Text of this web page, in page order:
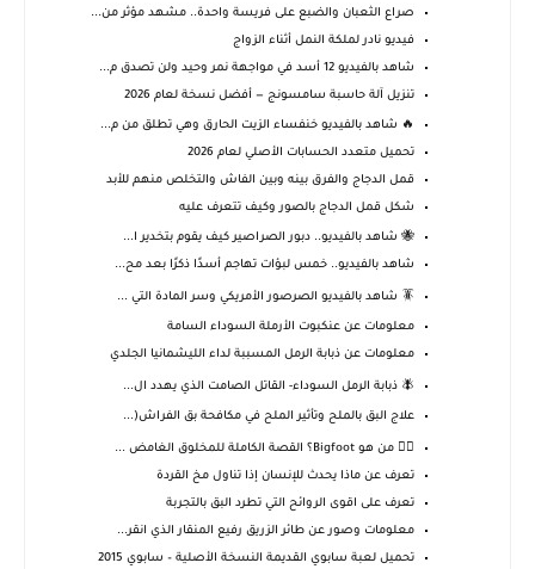
صراع الثعبان والضبع على فريسة واحدة.. مشهد مؤثر من...
فيديو نادر لملكة النمل أثناء الزواج
شاهد بالفيديو 12 أسد في مواجهة نمر وحيد ولن تصدق م...
تنزيل آلة حاسبة سامسونج — أفضل نسخة لعام 2026
🔥 شاهد بالفيديو خنفساء الزيت الحارق وهي تطلق من م...
تحميل متعدد الحسابات الأصلي لعام 2026
قمل الدجاج والفرق بينه وبين الفاش والتخلص منهم للأبد
شكل قمل الدجاج بالصور وكيف تتعرف عليه
🐝 شاهد بالفيديو.. دبور الصراصير كيف يقوم بتخدير ا...
شاهد بالفيديو.. خمس لبؤات تهاجم أسدًا ذكرًا بعد مح...
🪳 شاهد بالفيديو الصرصور الأمريكي وسر المادة التي ...
معلومات عن عنكبوت الأرملة السوداء السامة
معلومات عن ذبابة الرمل المسببة لداء الليشمانيا الجلدي
🪰 ذبابة الرمل السوداء- القاتل الصامت الذي يهدد ال...
علاج البق بالملح وتأثير الملح في مكافحة بق الفراش(...
🧍‍♂️ من هو Bigfoot؟ القصة الكاملة للمخلوق الغامض ...
تعرف عن ماذا يحدث للإنسان إذا تناول مخ القردة
تعرف على اقوى الروائح التي تطرد البق بالتجربة
معلومات وصور عن طائر الزريق رفيع المنقار الذي انقر...
تحميل لعبة سابوي القديمة النسخة الأصلية – سابوي 2015